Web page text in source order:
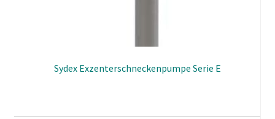
Laborstativ HTE 500:
Sydex Exzenterschneckenpumpe Serie E